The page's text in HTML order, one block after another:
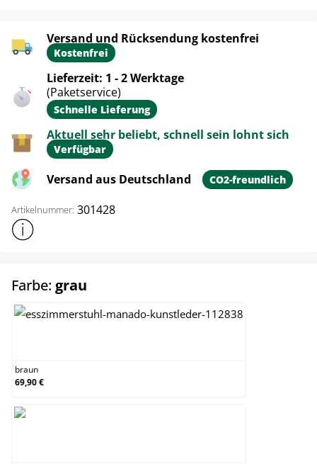
Versand und Rücksendung kostenfrei
Kostenfrei
Lieferzeit: 1 - 2 Werktage
(Paketservice)
Schnelle Lieferung
Aktuell sehr beliebt, schnell sein lohnt sich
Verfügbar
Versand aus Deutschland CO2-freundlich
Artikelnummer: 301428
Weitere Produktinformationen anzeigen
Farbe: grau
braun
69,90 €